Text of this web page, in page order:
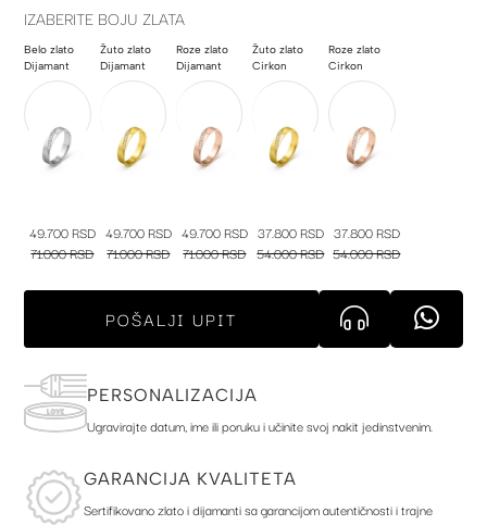
IZABERITE BOJU ZLATA
Belo zlato
Dijamant
49.700 RSD
71.000 RSD
Žuto zlato
Dijamant
49.700 RSD
71.000 RSD
Roze zlato
Dijamant
49.700 RSD
71.000 RSD
Žuto zlato
Cirkon
37.800 RSD
54.000 RSD
Roze zlato
Cirkon
37.800 RSD
54.000 RSD
POŠALJI UPIT
PERSONALIZACIJA
Ugravirajte datum, ime ili poruku i učinite svoj nakit jedinstvenim.
GARANCIJA KVALITETA
Sertifikovano zlato i dijamanti sa garancijom autentičnosti i trajne